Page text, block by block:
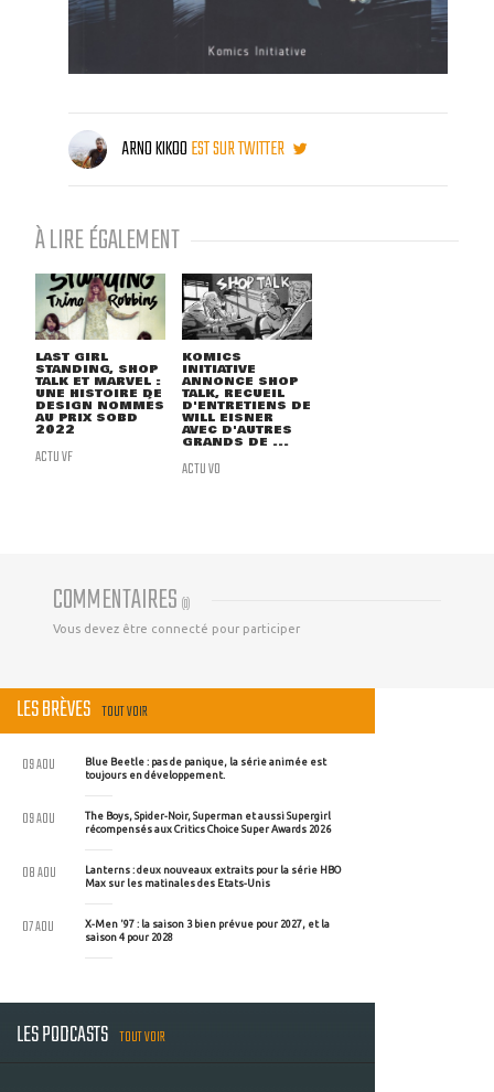
ARNO KIKOOEST SUR TWITTER
À LIRE ÉGALEMENT
LAST GIRL
STANDING, SHOP
TALK ET MARVEL :
UNE HISTOIRE DE
DESIGN NOMMÉS
AU PRIX SOBD
2022
ACTU VF
KOMICS
INITIATIVE
ANNONCE SHOP
TALK, RECUEIL
D'ENTRETIENS DE
WILL EISNER
AVEC D'AUTRES
GRANDS DE ...
ACTU VO
COMMENTAIRES (0)
Vous devez être connecté pour participer
LES BRÈVES TOUT VOIR
Blue Beetle : pas de panique, la série animée est
toujours en développement.
09 AOU
The Boys, Spider-Noir, Superman et aussi Supergirl
récompensés aux Critics Choice Super Awards 2026
09 AOU
Lanterns : deux nouveaux extraits pour la série HBO
Max sur les matinales des Etats-Unis
08 AOU
X-Men '97 : la saison 3 bien prévue pour 2027, et la
saison 4 pour 2028
07 AOU
LES PODCASTS TOUT VOIR